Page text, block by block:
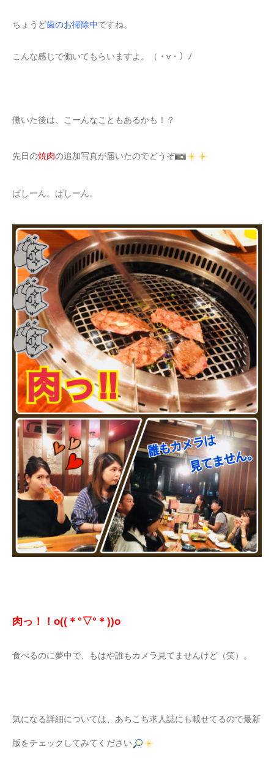
ちょうど歯のお掃除中ですね。
こんな感じで働いてもらいますよ。（・v・）ﾉ
働いた後は、こーんなこともあるかも！？
先日の焼肉の追加写真が届いたのでどうぞ
ぱしーん。ぱしーん。
肉っ！！o((＊°▽°＊))o
食べるのに夢中で、もはや誰もカメラ見てませんけど（笑）。
気になる詳細については、あちこち求人誌にも載せてるので最新
版をチェックしてみてください